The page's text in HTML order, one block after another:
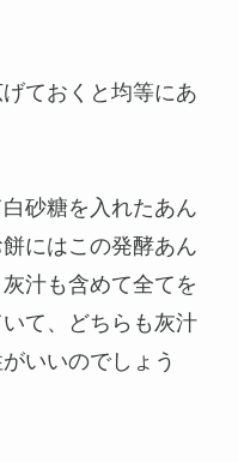
ておくと均等にあ
砂糖を入れたあん
にはこの発酵あん
汁も含めて全てを
て、どちらも灰汁
いいのでしょう